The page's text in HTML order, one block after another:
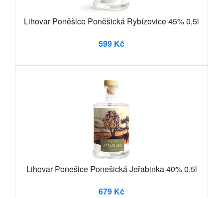
Lihovar Poněšice Poněšická Rybízovice 45% 0,5l
599 Kč
Lihovar Ponešice Ponešická Jeřabinka 40% 0,5l
679 Kč